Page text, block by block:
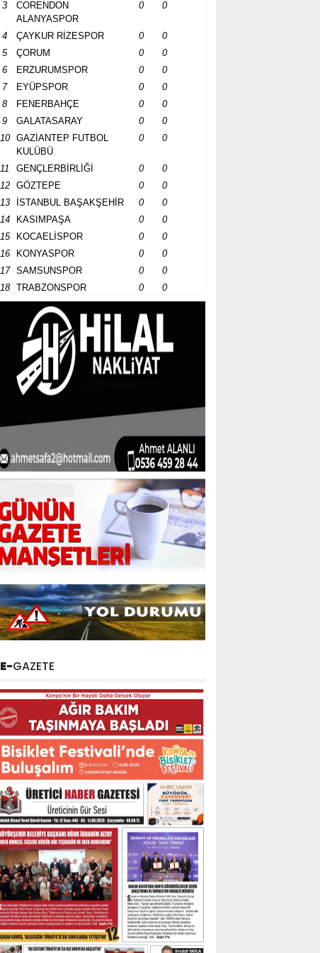
3
CORENDON
ALANYASPOR
0 0
4 ÇAYKUR RİZESPOR 0
0
5
ÇORUM 0
0
6
ERZURUMSPOR 0
0
7
EYÜPSPOR 0
0
8
FENERBAHÇE 0
0
9
GALATASARAY 0
0
10
GAZİANTEP FUTBOL
KULÜBÜ
0 0
11 GENÇLERBİRLİĞİ 0
0
12
GÖZTEPE 0
0
13
İSTANBUL BAŞAKŞEHİR 0
0
14
KASIMPAŞA 0
0
15
KOCAELİSPOR 0
0
16
KONYASPOR 0
0
17
SAMSUNSPOR 0
0
18
TRABZONSPOR 0 0
E-GAZETE